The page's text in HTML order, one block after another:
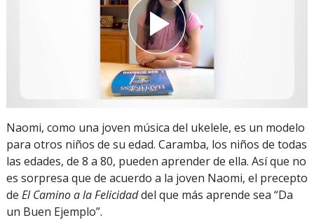
Naomi, como una joven música del ukelele, es un modelo
para otros niños de su edad. Caramba, los niños de todas
las edades, de 8 a 80, pueden aprender de ella. Así que no
es sorpresa que de acuerdo a la joven Naomi, el precepto
de El Camino a la Felicidaddel que más aprende sea “Da
un Buen Ejemplo”.